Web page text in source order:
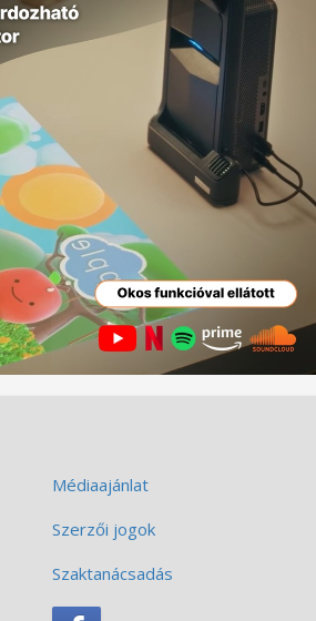
Médiaajánlat
Szerzői jogok
Szaktanácsadás